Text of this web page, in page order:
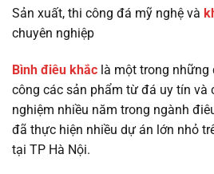
Sản xuất, thi công đá mỹ nghệ và
chuyên nghiệp
Bình điêu khắc là một trong những
công các sản phẩm từ đá uy tín và
nghiệm nhiều năm trong ngành
đã thực hiện nhiều dự án lớn nhỏ
tại TP Hà Nội.